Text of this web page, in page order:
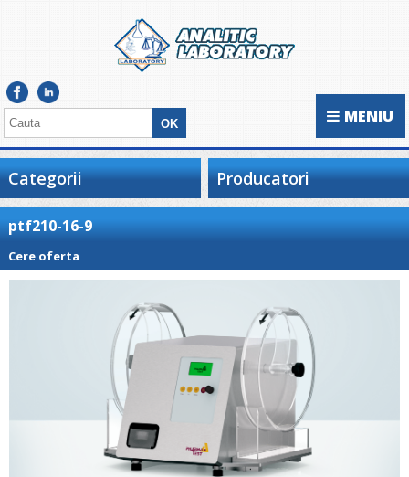
MENIU
Categorii Producatori
ptf210-16-9
Cere oferta